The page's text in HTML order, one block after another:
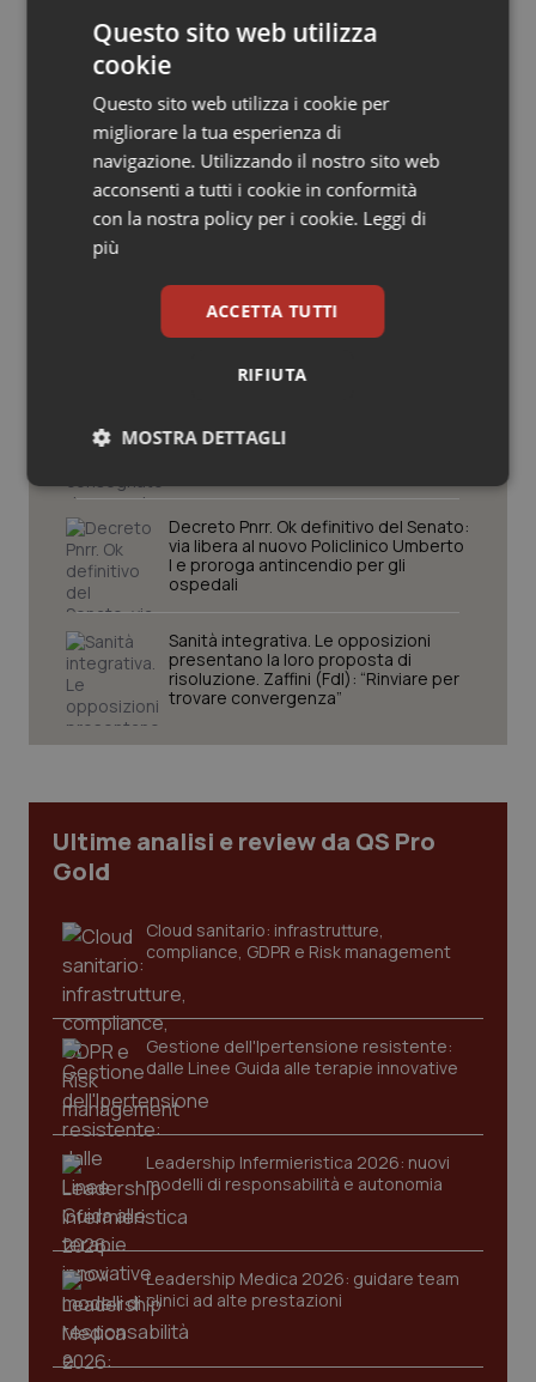
Salute orale & impianti
Sangue & coagulazione
Tiroide
Tumore al seno
Tumori del Polmone & Testa Collo
Vaccini
Potrebbe interessarti in
Governo e Parlamento
Caldo. Ministero: oltre 1.700 chiamate
al numero 1500 dal 22 giugno.
Proseguono monitoraggi e campagna
informativa
mascherine contraffatte in Procura.
Diffido Palazzo Chigi dal pagare 100
Decreto Pnrr. Ok definitivo del Senato:
via libera al nuovo Policlinico Umberto
I e proroga antincendio per gli
ospedali
Sanità integrativa. Le opposizioni
presentano la loro proposta di
risoluzione. Zaffini (FdI): “Rinviare per
trovare convergenza”
Ultime analisi e review da QS Pro
Gold
Cloud sanitario: infrastrutture,
compliance, GDPR e Risk management
Gestione dell'Ipertensione resistente:
dalle Linee Guida alle terapie innovative
Leadership Infermieristica 2026: nuovi
modelli di responsabilità e autonomia
Leadership Medica 2026: guidare team
clinici ad alte prestazioni
Questo sito web utilizza
cookie
Questo sito web utilizza i cookie per
migliorare la tua esperienza di
navigazione. Utilizzando il nostro sito web
acconsenti a tutti i cookie in conformità
con la nostra policy per i cookie. Leggi di
più
ACCETTA TUTTI
RIFIUTA
MOSTRA DETTAGLI
Necessari Statistici Marketing
Necessari Statistici Marketing
I cookie necessari contribuiscono a rendere fruibile il
sito web abilitandone funzionalità di base quali la
VISITOR_PRIVACY_METADATA
YouTube
www.quotidianosanita.it